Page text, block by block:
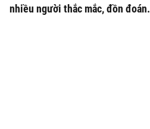
nhiều người thắc mắc, đồn đoán.